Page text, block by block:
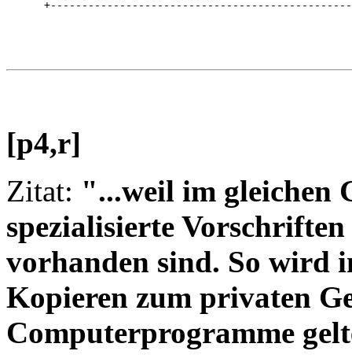
[p4,r]
Zitat: "...weil im gleichen
spezialisierte
vorhanden sind. So wird
Kopieren zum privaten
Computerprogramme